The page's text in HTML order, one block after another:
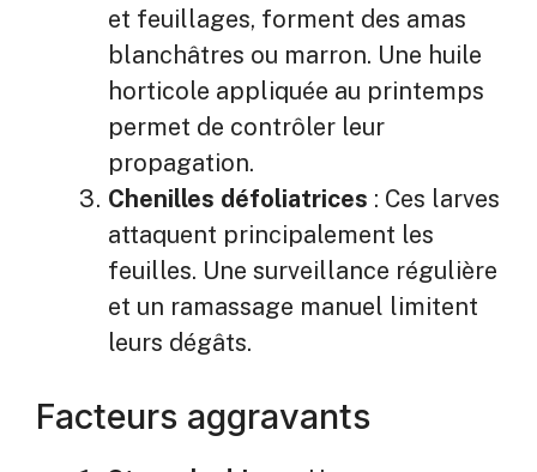
et feuillages, forment des amas
blanchâtres ou marron. Une huile
horticole appliquée au printemps
permet de contrôler leur
propagation.
Chenilles défoliatrices : Ces larves
attaquent principalement les
feuilles. Une surveillance régulière
et un ramassage manuel limitent
leurs dégâts.
Facteurs aggravants